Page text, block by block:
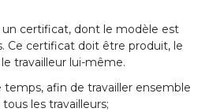
certificat, dont le modèle est
Ce certificat doit être produit, le
travailleur lui-même.
afin de travailler ensemble
les travailleurs;